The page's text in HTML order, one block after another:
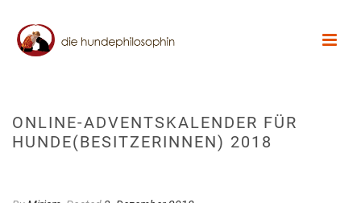
ONLINE-ADVENTSKALENDER FÜR
HUNDE(BESITZERINNEN) 2018